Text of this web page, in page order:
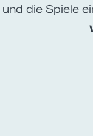
die Spiele
in Allem: die